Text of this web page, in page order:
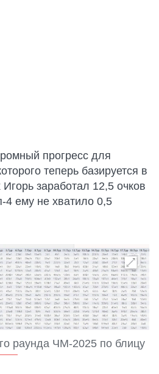
прогресс для
теперь базируется в
заработал 12,5 очков
4 ему не хватило 0,5
раунда ЧМ-2025 по блицу